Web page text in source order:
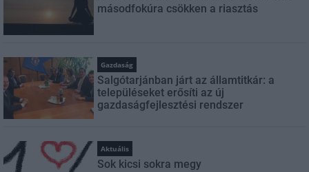
másodfokúra csökken a riasztás
Gazdaság
Salgótarjánban járt az államtitkár: a
településeket erősíti az új
gazdaságfejlesztési rendszer
Aktuális
Sok kicsi sokra megy